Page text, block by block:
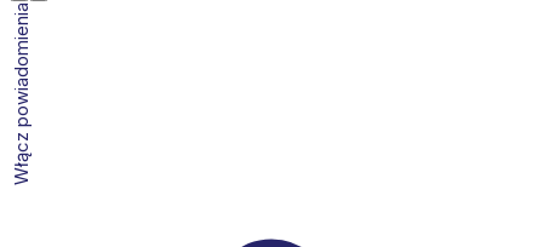
Włącz powiadomienia